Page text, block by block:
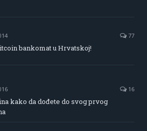
77
bankomat u Hrvatskoj!
16
kako da dođete do svog prvog